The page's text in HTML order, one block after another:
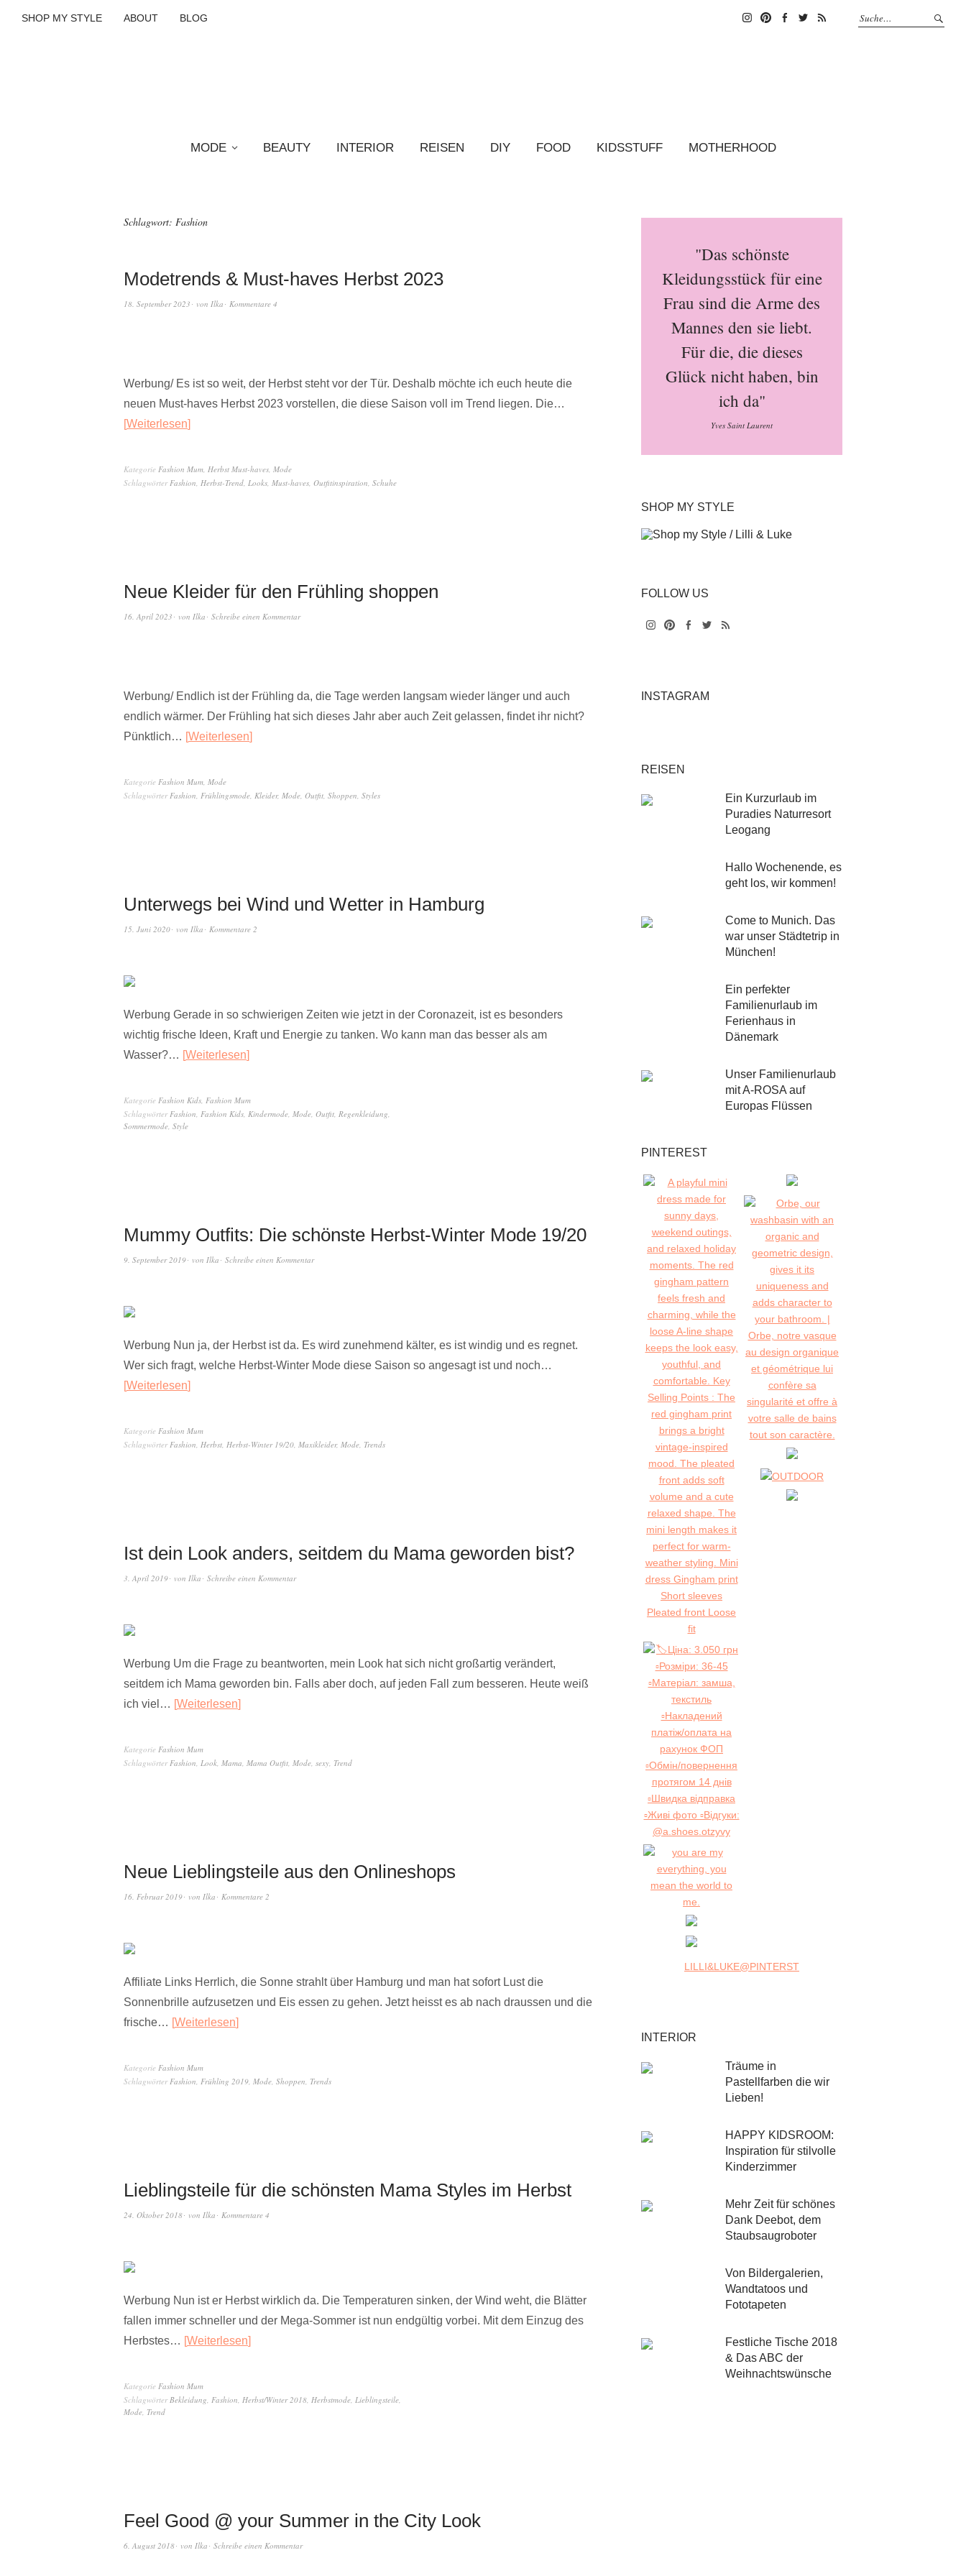
SHOP MY STYLE ABOUT
BLOG
MODE BEAUTY INTERIOR REISEN DIY FOOD KIDSSTUFF MOTHERHOOD
Schlagwort: Fashion
Modetrends & Must-haves Herbst 2023
18. September 2023 von Ilka Kommentare 4
Werbung/ Es ist so weit, der Herbst steht vor der Tür. Deshalb möchte ich euch heute die
neuen Must-haves Herbst 2023 vorstellen, die diese Saison voll im Trend liegen. Die…
Weiterlesen
Kategorie Fashion Mum, Herbst Must-haves, Mode
SchlagwörterFashion, Herbst-Trend, Looks, Must-haves, Outfitinspiration, Schuhe
Neue Kleider für den Frühling shoppen
16. April 2023 von Ilka Schreibe einen Kommentar
Werbung/ Endlich ist der Frühling da, die Tage werden langsam wieder länger und auch
endlich wärmer. Der Frühling hat sich dieses Jahr aber auch Zeit gelassen, findet ihr nicht?
Pünktlich… Weiterlesen
Kategorie Fashion Mum, Mode
SchlagwörterFashion, Frühlingsmode, Kleider, Mode, Outfit, Shoppen, Styles
Unterwegs bei Wind und Wetter in Hamburg
15. Juni 2020 von Ilka Kommentare 2
Werbung Gerade in so schwierigen Zeiten wie jetzt in der Coronazeit, ist es besonders
wichtig frische Ideen, Kraft und Energie zu tanken. Wo kann man das besser als am
Wasser?… Weiterlesen
Kategorie Fashion Kids, Fashion Mum
SchlagwörterFashion, Fashion Kids, Kindermode, Mode, Outfit, Regenkleidung,
Sommermode, Style
Mummy Outfits: Die schönste Herbst-Winter Mode 19/20
9. September 2019 von Ilka Schreibe einen Kommentar
Werbung Nun ja, der Herbst ist da. Es wird zunehmend kälter, es ist windig und es regnet.
Wer sich fragt, welche Herbst-Winter Mode diese Saison so angesagt ist und noch…
Weiterlesen
Kategorie Fashion Mum
SchlagwörterFashion, Herbst, Herbst-Winter 19/20, Maxikleider, Mode, Trends
Ist dein Look anders, seitdem du Mama geworden bist?
3. April 2019 von Ilka Schreibe einen Kommentar
Werbung Um die Frage zu beantworten, mein Look hat sich nicht großartig verändert,
seitdem ich Mama geworden bin. Falls aber doch, auf jeden Fall zum besseren. Heute weiß
ich viel… Weiterlesen
Kategorie Fashion Mum
SchlagwörterFashion, Look, Mama, Mama Outfit, Mode, sexy, Trend
Neue Lieblingsteile aus den Onlineshops
16. Februar 2019 von Ilka Kommentare 2
Affiliate Links Herrlich, die Sonne strahlt über Hamburg und man hat sofort Lust die
Sonnenbrille aufzusetzen und Eis essen zu gehen. Jetzt heisst es ab nach draussen und die
frische… Weiterlesen
Kategorie Fashion Mum
SchlagwörterFashion, Frühling 2019, Mode, Shoppen, Trends
Lieblingsteile für die schönsten Mama Styles im Herbst
24. Oktober 2018 von Ilka Kommentare 4
Werbung Nun ist er Herbst wirklich da. Die Temperaturen sinken, der Wind weht, die Blätter
fallen immer schneller und der Mega-Sommer ist nun endgültig vorbei. Mit dem Einzug des
Herbstes… Weiterlesen
Kategorie Fashion Mum
SchlagwörterBekleidung, Fashion, Herbst/Winter 2018, Herbstmode, Lieblingsteile,
Mode, Trend
Feel Good @ your Summer in the City Look
6. August 2018 von Ilka Schreibe einen Kommentar
"Das schönste
Kleidungsstück für eine
Frau sind die Arme des
Mannes den sie liebt.
Für die, die dieses
Glück nicht haben, bin
ich da"
Yves Saint Laurent
SHOP MY STYLE
FOLLOW US
INSTAGRAM
REISEN
Ein Kurzurlaub im
Puradies Naturresort
Leogang
Hallo Wochenende, es
geht los, wir kommen!
Come to Munich. Das
war unser Städtetrip in
München!
Ein perfekter
Familienurlaub im
Ferienhaus in
Dänemark
Unser Familienurlaub
mit A-ROSA auf
Europas Flüssen
PINTEREST
LILLI&LUKE@PINTERST
INTERIOR
Träume in
Pastellfarben die wir
Lieben!
HAPPY KIDSROOM:
Inspiration für stilvolle
Kinderzimmer
Mehr Zeit für schönes
Dank Deebot, dem
Staubsaugroboter
Von Bildergalerien,
Wandtatoos und
Fototapeten
Festliche Tische 2018
& Das ABC der
Weihnachtswünsche